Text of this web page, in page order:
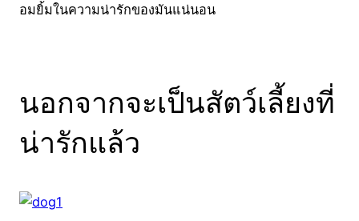
อมยิ้มในความน่ารักของมันแน่นอน
นอกจากจะเป็นสัตว์เลี้ยงที่
น่ารักแล้ว